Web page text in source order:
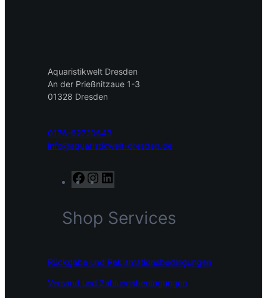
Aquaristikwelt Dresden
An der Prießnitzaue 1-3
01328 Dresden
0176-62720643
info@aquaristikwelt-dresden.de
F
a
e
b
k
n
t
a
a
i
k
e
n
Shop Services
Rückgabe und Reklamationsbedingungen
Versand und Zahlungsbedingungen